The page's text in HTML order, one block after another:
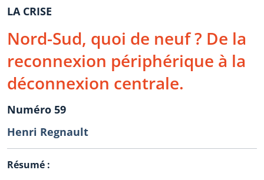
LA CRISE
Nord-Sud, quoi de neuf ? De la
reconnexion périphérique à la
déconnexion centrale.
Numéro 59
Henri Regnault
Résumé :